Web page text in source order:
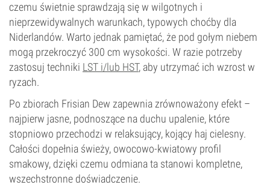
czemu świetnie sprawdzają się w wilgotnych i
nieprzewidywalnych warunkach, typowych choćby dla
Niderlandów. Warto jednak pamiętać, że pod gołym niebem
mogą przekroczyć 300 cm wysokości. W razie potrzeby
zastosuj techniki LST i/lub HST, aby utrzymać ich wzrost w
ryzach.
Po zbiorach Frisian Dew zapewnia zrównoważony efekt –
najpierw jasne, podnoszące na duchu upalenie, które
stopniowo przechodzi w relaksujący, kojący haj cielesny.
Całości dopełnia świeży, owocowo-kwiatowy profil
smakowy, dzięki czemu odmiana ta stanowi kompletne,
wszechstronne doświadczenie.